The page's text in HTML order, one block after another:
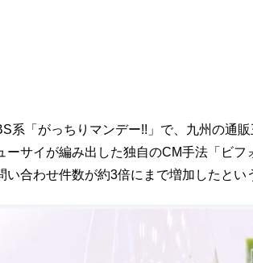
系「がっちりマンデー!!」で、九州の通
ーサイが編み出した独自のCM手法「ビ
い合わせ件数が約3倍にまで増加したとい